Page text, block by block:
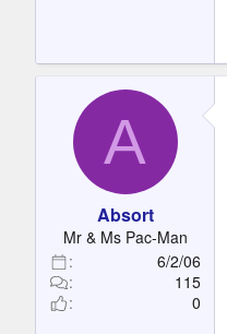
A
Absort
Mr & Ms Pac-Man
6/2/06
115
0